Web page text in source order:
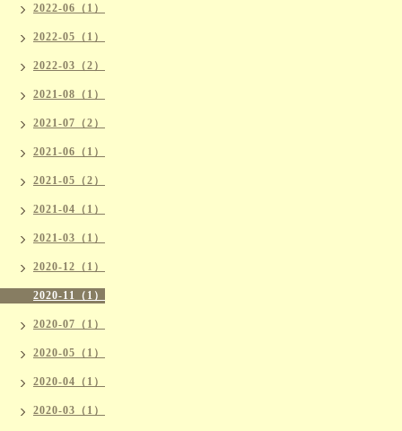
2022-06（1）
2022-05（1）
2022-03（2）
2021-08（1）
2021-07（2）
2021-06（1）
2021-05（2）
2021-04（1）
2021-03（1）
2020-12（1）
2020-11（1）
2020-07（1）
2020-05（1）
2020-04（1）
2020-03（1）